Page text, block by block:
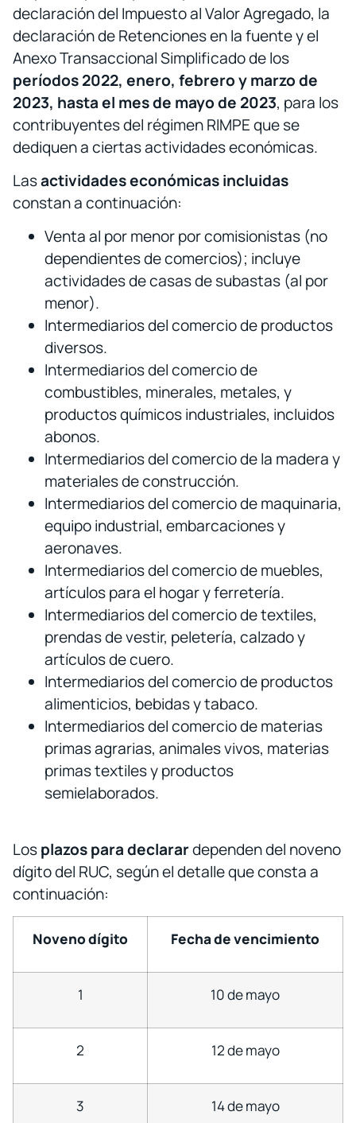
declaración del Impuesto al Valor Agregado, la
declaración de Retenciones en la fuente y el
Anexo Transaccional Simplificado de los
períodos 2022, enero, febrero y marzo de
2023, hasta el mes de mayo de 2023, para los
contribuyentes del régimen RIMPE que se
dediquen aciertas actividades económicas.
Lasactividades económicas incluidas
constan a continuación:
Venta al por menor por comisionistas (no
dependientes de comercios); incluye
actividades de casas de subastas (al por
menor).
Intermediarios del comercio de productos
diversos.
Intermediarios del comercio de
combustibles, minerales, metales, y
productos químicos industriales, incluidos
abonos.
Intermediarios del comercio de la madera y
materiales de construcción.
Intermediarios del comercio de maquinaria,
equipo industrial, embarcaciones y
aeronaves.
Intermediarios del comercio de muebles,
artículos para el hogar y ferretería.
Intermediarios del comercio de textiles,
prendas de vestir, peletería, calzado y
artículos de cuero.
Intermediarios del comercio de productos
alimenticios, bebidas y tabaco.
Intermediarios del comercio de materias
primas agrarias, animales vivos, materias
primas textiles y productos
semielaborados.
Losplazos para declarardependen del noveno
dígito del RUC, según el detalle que consta a
continuación:
Noveno dígito Fecha de vencimiento
1 10 de mayo
2 12 de mayo
3 14 de mayo